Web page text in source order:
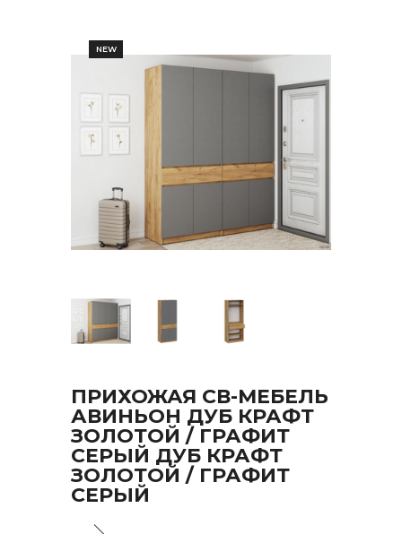
NEW
ПРИХОЖАЯ СВ-МЕБЕЛЬ
АВИНЬОН ДУБ КРАФТ
ЗОЛОТОЙ / ГРАФИТ
СЕРЫЙ ДУБ КРАФТ
ЗОЛОТОЙ / ГРАФИТ
СЕРЫЙ